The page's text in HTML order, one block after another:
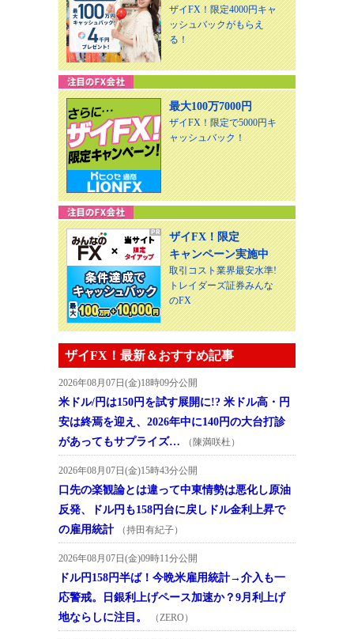
ザイFX！限定4000円キャ
ッシュバックがもらえ
る！
最大100万7000円
ザイFX！限定で5000円キ
ャッシュバック！
ザイFX！限定
キャンペーン実施中
取引コスト業界最安水準!
トレイダーズ証券みんな
のFX
ザイFX！最新＆おすすめ記事
2026年08月07日(金)18時09分公開
米ドル/円は150円を試す展開に!? 米ドル高・円
安は終焉を迎え、2026年中に140円の大台打診
があってもサプライズ…
（陳満咲杜）
2026年08月07日(金)15時43分公開
口先の楽観論とは違って中東情勢は悪化し原油
反発、ドル円も158円台に戻しドル金利上昇で
の雇用統計
（持田有紀子）
2026年08月07日(金)09時11分公開
ドル円158円半ば！今晩米雇用統計→介入も一
応警戒。日銀利上げペース加速か？9月利上げ
地ならしに注目。
（ZERO）